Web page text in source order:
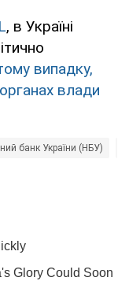
, в Україні
випадку,
влади
банк України (НБУ)